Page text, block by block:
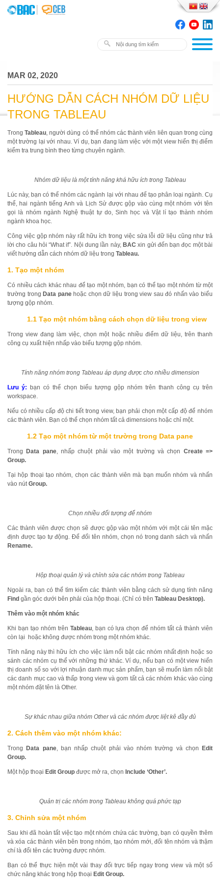
MAR 02, 2020
HƯỚNG DẪN CÁCH NHÓM DỮ LIỆU
TRONG TABLEAU
TrongTableau, người dùng có thể nhóm các thành viên liên quan trong cùng
một trường lại với nhau. Ví dụ, bạn đang làm việc với một view hiển thị điểm
kiểm tra trung bình theo từng chuyên ngành.
Nhóm dữ liệu là một tính năng khá hữu ích trong Tableau
Lúc này, bạn có thể nhóm các ngành lại với nhau để tạo phân loại ngành. Cụ
thể, hai ngành tiếng Anh và Lịch Sử được gộp vào cùng một nhóm với tên
gọi là nhóm ngành Nghệ thuật tự do, Sinh học và Vật lí tạo thành nhóm
ngành khoa học.
Công việc gộp nhóm này rất hữu ích trong việc sửa lỗi dữ liệu cũng như trả
lời cho câu hỏi “What if”. Nội dung lần này, BACxin gửi đến bạn đọc một bài
viết hướng dẫn cách nhóm dữ liệu trong Tableau.
1. Tạo một nhóm
Có nhiều cách khác nhau để tạo một nhóm, bạn có thể tạo một nhóm từ một
trường trong Data panehoặc chọn dữ liệu trong view sau đó nhấn vào biểu
tượng gộp nhóm.
1.1 Tạo một nhóm bằng cách chọn dữ liệu trong view
Trong view đang làm việc, chọn một hoặc nhiều điểm dữ liệu, trên thanh
công cụ xuất hiện nhấp vào biểu tượng gộp nhóm.
Tính năng nhóm trong Tableau áp dụng được cho nhiều dimension
Lưu ý: bạn có thể chọn biểu tượng gộp nhóm trên thanh công cụ trên
workspace.
Nếu có nhiều cấp độ chi tiết trong view, bạn phải chọn một cấp độ để nhóm
các thành viên. Bạn có thể chọn nhóm tất cả dimensions hoặc chỉ một.
1.2 Tạo một nhóm từ một trường trong Data pane
Trong Data pane, nhấp chuột phải vào một trường và chọn Create =>
Group.
Tại hộp thoại tạo nhóm, chọn các thành viên mà bạn muốn nhóm và nhấn
vào nútGroup.
Chọn nhiều đối tượng để nhóm
Các thành viên được chọn sẽ được gộp vào một nhóm với một cái tên mặc
định được tạo tự động. Để đổi tên nhóm, chọn nó trong danh sách và nhấn
Rename.
Hộp thoại quản lý và chỉnh sửa các nhóm trong Tableau
Ngoài ra, bạn có thể tìm kiếm các thành viên bằng cách sử dụng tính năng
Find gần góc dưới bên phải của hộp thoại. (Chỉ có trên Tableau Desktop).
Thêm vào một nhóm khác
Khi bạn tạo nhóm trên Tableau, bạn có lựa chọn để nhóm tất cả thành viên
còn lại hoặc không được nhóm trong một nhóm khác.
Tính năng này thì hữu ích cho việc làm nổi bật các nhóm nhất định hoặc so
sánh các nhóm cụ thể với những thứ khác. Ví dụ, nếu bạn có một view hiển
thị doanh số so với lợi nhuận danh mục sản phẩm, bạn sẽ muốn làm nổi bật
các danh mục cao và thấp trong view và gom tất cả các nhóm khác vào cùng
một nhóm đặt tên là Other.
Sự khác nhau giữa nhóm Other và các nhóm được liệt kê đầy đủ
2. Cách thêm vào một nhóm khác:
Trong Data pane, bạn nhấp chuột phải vào nhóm trường và chọn
Edit
Group.
Một hộp thoại Edit Group được mở ra, chọn Include ‘Other’.
Quản trị các nhóm trong Tableau không quá phức tạp
3. Chỉnh sửa một nhóm
Sau khi đã hoàn tất việc tạo một nhóm chứa các trường, bạn có quyền thêm
và xóa các thành viên bên trong nhóm, tạo nhóm mới, đổi tên nhóm và thậm
chí là đổi tên các trường được nhóm.
Bạn có thể thực hiện một vài thay đổi trực tiếp ngay trong view và một số
chức năng khác trong hộp thoại Edit Group.